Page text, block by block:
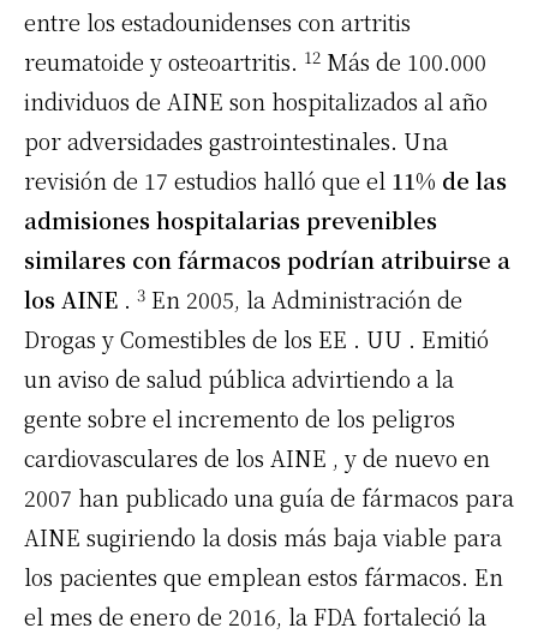
entre los estadounidenses con artritis
reumatoide y osteoartritis. 12 Más de 100.000
individuos de AINE son hospitalizados al año
por adversidades gastrointestinales. Una
revisión de 17 estudios halló que el 11% de las
admisiones hospitalarias prevenibles
similares con fármacos podrían atribuirse a
losAINE . 3 En 2005, la Administración de
Drogas y Comestibles de los EE . UU . Emitió
un aviso de salud pública advirtiendo a la
gente sobre el incremento de los peligros
cardiovasculares de los AINE , y de nuevo en
2007 han publicado una guía de fármacos para
AINE sugiriendo la dosis más baja viable para
los pacientes que emplean estos fármacos. En
el mes de enero de 2016, laFDA fortaleció la